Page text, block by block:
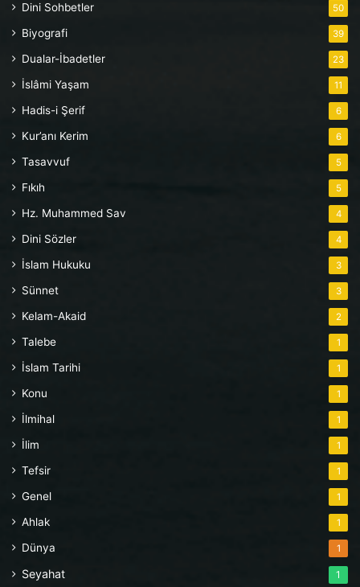
Dini Sohbetler 50
Biyografi 39
Dualar-İbadetler 23
İslâmi Yaşam 11
Hadis-i Şerif 6
Kur’anı Kerim 6
Tasavvuf 5
Fıkıh 5
Hz. Muhammed Sav 4
Dini Sözler 4
İslam Hukuku 3
Sünnet 3
Kelam-Akaid 2
Talebe 1
İslam Tarihi 1
Konu 1
İlmihal 1
İlim 1
Tefsir 1
Genel 1
Ahlak 1
Dünya 1
Seyahat 1